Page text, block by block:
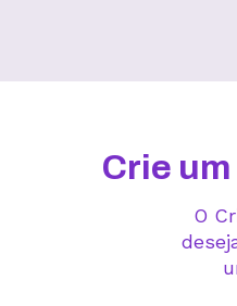
Crie
O